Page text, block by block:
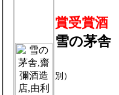
賞受賞酒
雪の茅
別）